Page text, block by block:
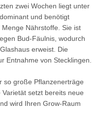
zwei Wochen liegt unter
und benötigt
Nährstoffe. Sie ist
Bud-Fäulnis, wodurch
erweist. Die
Entnahme von Stecklingen.
so große Pflanzenerträge
setzt bereits neue
wird Ihren Grow-Raum